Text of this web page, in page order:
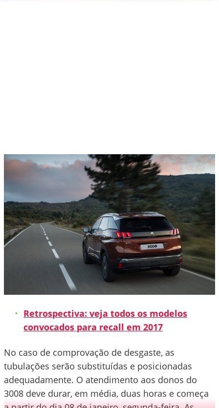
Retrospectiva: veja todos os modelos
convocados para recall em 2017
No caso de comprovação de desgaste, as
tubulações serão substituídas e posicionadas
adequadamente. O atendimento aos donos do
3008 deve durar, em média, duas horas e começa